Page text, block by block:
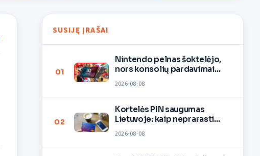
SUSIJĘ ĮRAŠAI
01
Nintendo pelnas šoktelėjo,
nors konsolių pardavimai
2026-08-08
02
Kortelės PIN saugumas
Lietuvoje: kaip neprarasti
2026-08-08